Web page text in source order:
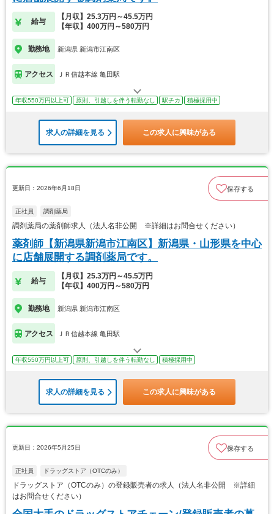
給与
【月収】25.3万円～45.5万円
【年収】400万円～580万円
勤務地 新潟県 新潟市江南区
アクセス ＪＲ信越本線 亀田駅
年収550万円以上可 原則、引越しを伴う転勤なし 駅チカ 積極採用中
求人の詳細を見る この求人に興味がある
更新日：2026年6月18日 保存する
正社員 調剤薬局
調剤薬局の薬剤師求人（法人名非公開 ※詳細はお問合せください）
薬剤師【新潟県新潟市江南区】新潟県・山形県を中心
に店舗展開する調剤薬局です。
給与
【月収】25.3万円～45.5万円
【年収】400万円～580万円
勤務地 新潟県 新潟市江南区
アクセス ＪＲ信越本線 亀田駅
年収550万円以上可 原則、引越しを伴う転勤なし 積極採用中
求人の詳細を見る この求人に興味がある
更新日：2026年5月25日 保存する
正社員 ドラッグストア（OTCのみ）
ドラッグストア（OTCのみ）の登録販売者の求人（法人名非公開 ※詳細
はお問合せください）